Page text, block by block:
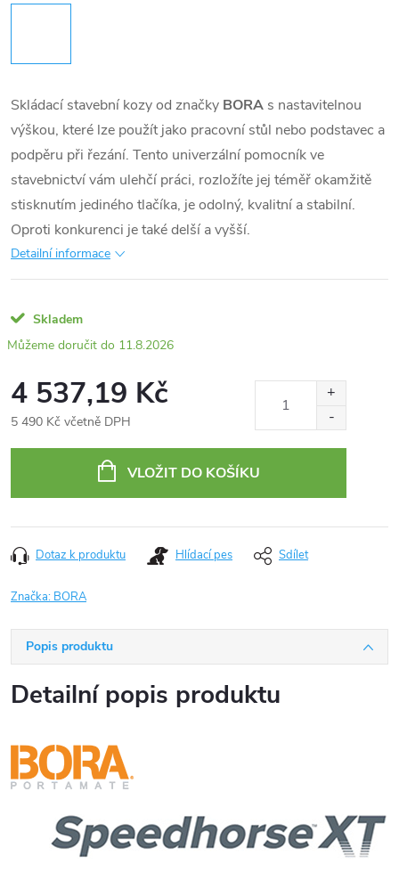
Skládací stavební kozy od značky BORA s nastavitelnou
výškou, které lze použít jako pracovní stůl nebo podstavec a
podpěru při řezání. Tento univerzální pomocník ve
stavebnictví vám ulehčí práci, rozložíte jej téměř okamžitě
stisknutím jediného tlačíka, je odolný, kvalitní a stabilní.
Oproti konkurenci je také delší a vyšší.
Detailní informace
Skladem
11.8.2026
4 537,19 Kč
5 490 Kč včetně DPH
VLOŽIT DO KOŠÍKU
Dotaz k produktu Hlídací pes Sdílet
Značka: BORA
Popis produktu
Detailní popis produktu